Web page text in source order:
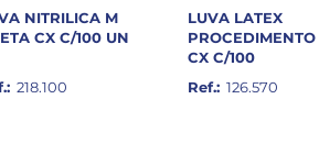
NITRILICA M
CX C/100 UN
218.100
LUVA LATEX
PROCEDIMENTO
CX C/100
Ref.: 126.570